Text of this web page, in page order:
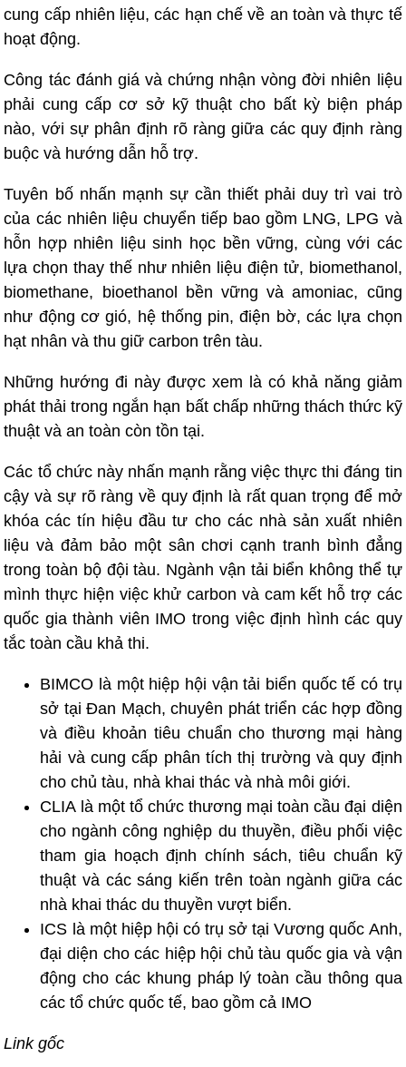
cung cấp nhiên liệu, các hạn chế về an toàn và thực tế
hoạt động.
Công tác đánh giá và chứng nhận vòng đời nhiên liệu
phải cung cấp cơ sở kỹ thuật cho bất kỳ biện pháp
nào, với sự phân định rõ ràng giữa các quy định ràng
buộc và hướng dẫn hỗ trợ.
Tuyên bố nhấn mạnh sự cần thiết phải duy trì vai trò
của các nhiên liệu chuyển tiếp bao gồm LNG, LPG và
hỗn hợp nhiên liệu sinh học bền vững, cùng với các
lựa chọn thay thế như nhiên liệu điện tử, biomethanol,
biomethane, bioethanol bền vững và amoniac, cũng
như động cơ gió, hệ thống pin, điện bờ, các lựa chọn
hạt nhân và thu giữ carbon trên tàu.
Những hướng đi này được xem là có khả năng giảm
phát thải trong ngắn hạn bất chấp những thách thức kỹ
thuật và an toàn còn tồn tại.
Các tổ chức này nhấn mạnh rằng việc thực thi đáng tin
cậy và sự rõ ràng về quy định là rất quan trọng để mở
khóa các tín hiệu đầu tư cho các nhà sản xuất nhiên
liệu và đảm bảo một sân chơi cạnh tranh bình đẳng
trong toàn bộ đội tàu. Ngành vận tải biển không thể tự
mình thực hiện việc khử carbon và cam kết hỗ trợ các
quốc gia thành viên IMO trong việc định hình các quy
tắc toàn cầu khả thi.
BIMCO là một hiệp hội vận tải biển quốc tế có trụ
sở tại Đan Mạch, chuyên phát triển các hợp đồng
và điều khoản tiêu chuẩn cho thương mại hàng
hải và cung cấp phân tích thị trường và quy định
cho chủ tàu, nhà khai thác và nhà môi giới.
CLIA là một tổ chức thương mại toàn cầu đại diện
cho ngành công nghiệp du thuyền, điều phối việc
tham gia hoạch định chính sách, tiêu chuẩn kỹ
thuật và các sáng kiến ​​trên toàn ngành giữa các
nhà khai thác du thuyền vượt biển.
ICS là một hiệp hội có trụ sở tại Vương quốc Anh,
đại diện cho các hiệp hội chủ tàu quốc gia và vận
động cho các khung pháp lý toàn cầu thông qua
các tổ chức quốc tế, bao gồm cả IMO
Link gốc